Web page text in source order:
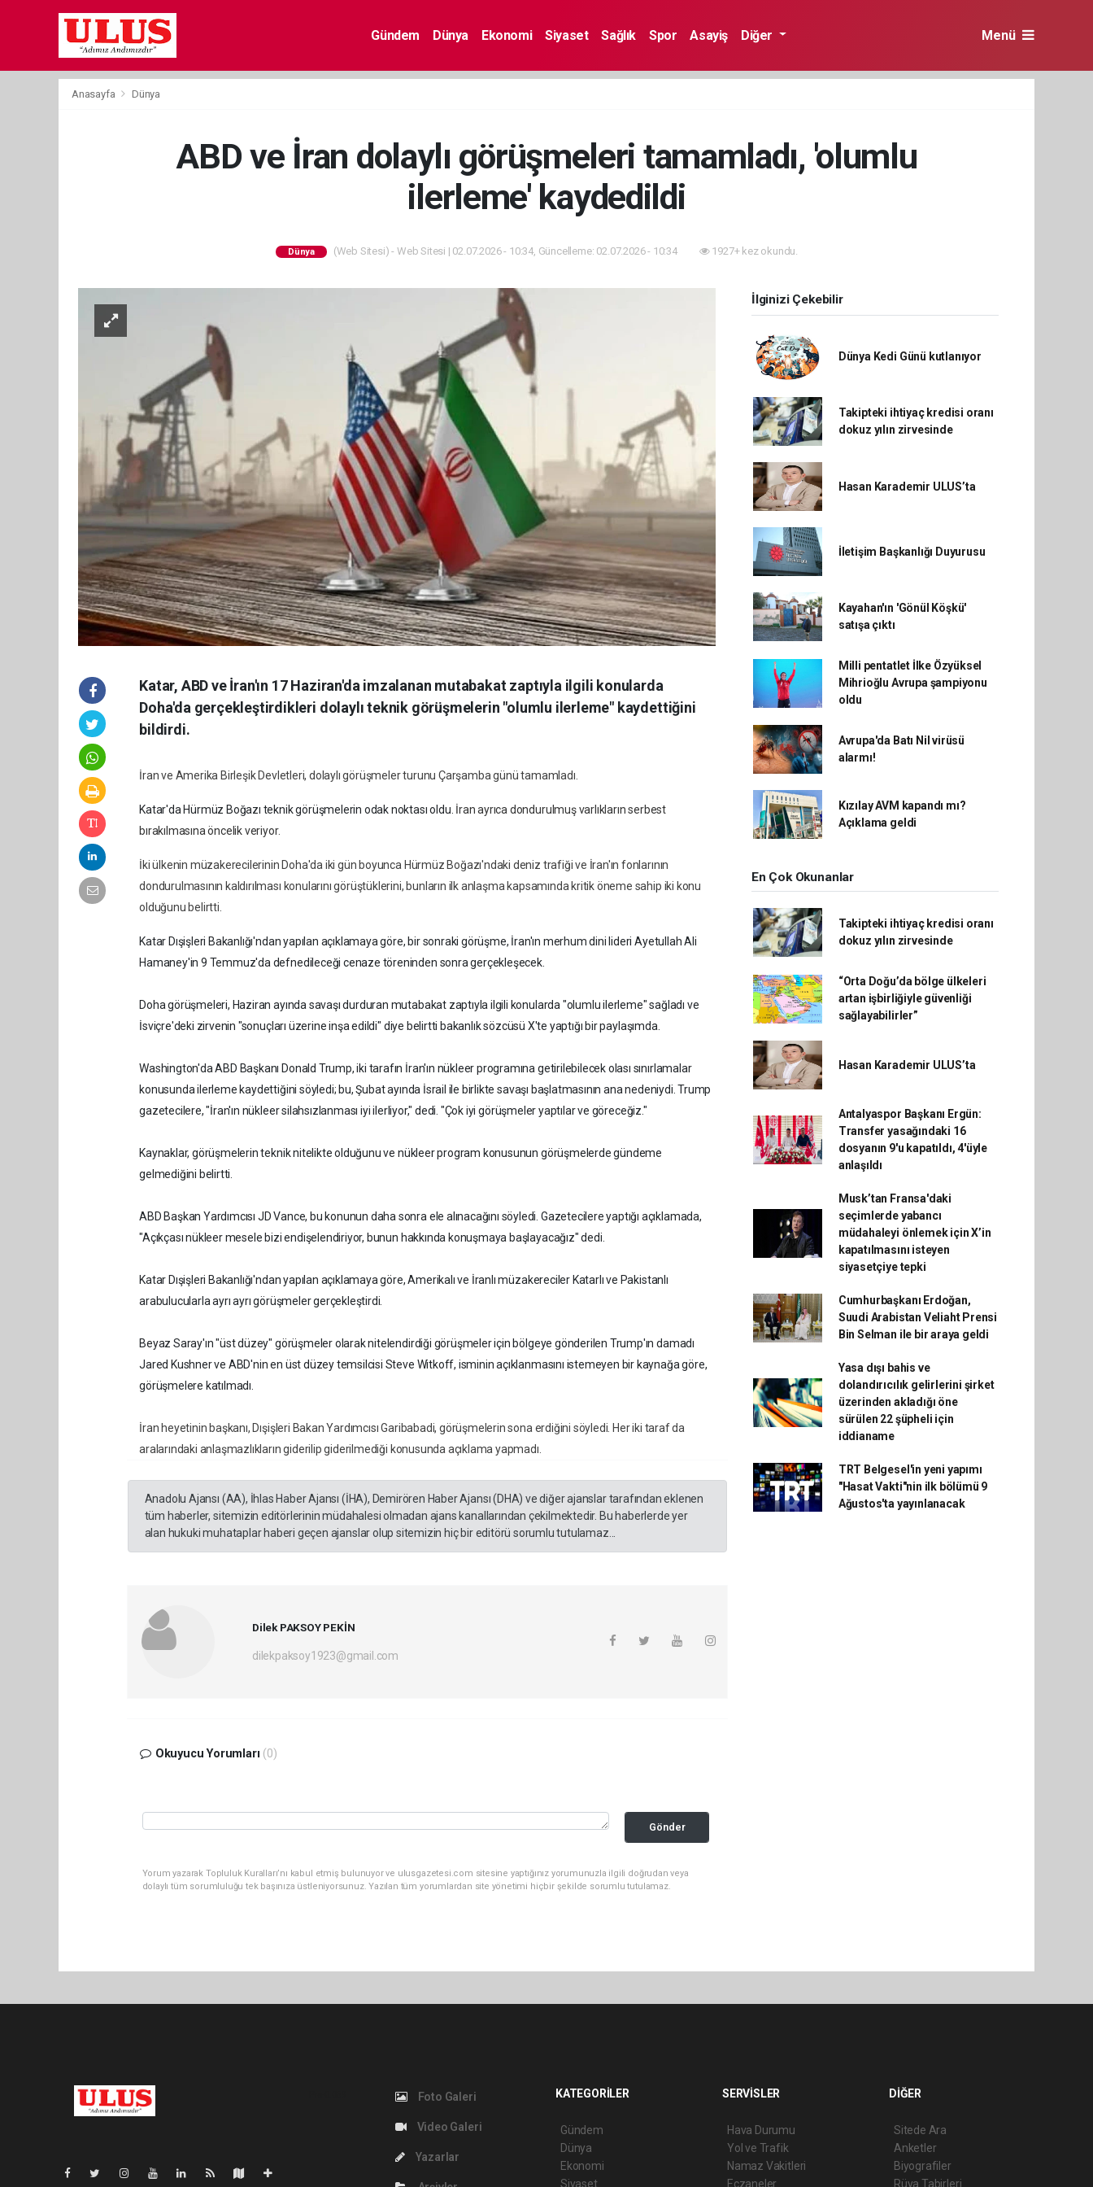
Gündem Dünya Ekonomi Siyaset Sağlık Spor Asayiş Diğer Menü
Anasayfa Dünya
ABD ve İran dolaylı görüşmeleri tamamladı, 'olumlu
ilerleme' kaydedildi
Dünya (Web Sitesi) - Web Sitesi | 02.07.2026 - 10:34, Güncelleme: 02.07.2026 - 10:34 1927+ kez okundu.
Katar, ABD ve İran'ın 17 Haziran'da imzalanan mutabakat zaptıyla ilgili konularda
Doha'da gerçekleştirdikleri dolaylı teknik görüşmelerin "olumlu ilerleme" kaydettiğini
bildirdi.
İran ve Amerika Birleşik Devletleri, dolaylı görüşmeler turunu Çarşamba günü tamamladı.
Katar'da Hürmüz Boğazı teknik görüşmelerin odak noktası oldu. İran ayrıca dondurulmuş varlıkların serbest
bırakılmasına öncelik veriyor.
İki ülkenin müzakerecilerinin Doha'da iki gün boyunca Hürmüz Boğazı'ndaki deniz trafiği ve İran'ın fonlarının
dondurulmasının kaldırılması konularını görüştüklerini, bunların ilk anlaşma kapsamında kritik öneme sahip iki konu
olduğunu belirtti.
Katar Dışişleri Bakanlığı'ndan yapılan açıklamaya göre, bir sonraki görüşme, İran'ın merhum dini lideri Ayetullah Ali
Hamaney'in 9 Temmuz'da defnedileceği cenaze töreninden sonra gerçekleşecek.
Doha görüşmeleri, Haziran ayında savaşı durduran mutabakat zaptıyla ilgili konularda "olumlu ilerleme" sağladı ve
İsviçre'deki zirvenin "sonuçları üzerine inşa edildi" diye belirtti bakanlık sözcüsü X'te yaptığı bir paylaşımda.
Washington'da ABD Başkanı Donald Trump, iki tarafın İran'ın nükleer programına getirilebilecek olası sınırlamalar
konusunda ilerleme kaydettiğini söyledi; bu, Şubat ayında İsrail ile birlikte savaşı başlatmasının ana nedeniydi. Trump
gazetecilere, "İran'ın nükleer silahsızlanması iyi ilerliyor," dedi. "Çok iyi görüşmeler yaptılar ve göreceğiz."
Kaynaklar, görüşmelerin teknik nitelikte olduğunu ve nükleer program konusunun görüşmelerde gündeme
gelmediğini belirtti.
ABD Başkan Yardımcısı JD Vance, bu konunun daha sonra ele alınacağını söyledi. Gazetecilere yaptığı açıklamada,
"Açıkçası nükleer mesele bizi endişelendiriyor, bunun hakkında konuşmaya başlayacağız" dedi.
Katar Dışişleri Bakanlığı'ndan yapılan açıklamaya göre, Amerikalı ve İranlı müzakereciler Katarlı ve Pakistanlı
arabulucularla ayrı ayrı görüşmeler gerçekleştirdi.
Beyaz Saray'ın "üst düzey" görüşmeler olarak nitelendirdiği görüşmeler için bölgeye gönderilen Trump'ın damadı
Jared Kushner ve ABD'nin en üst düzey temsilcisi Steve Witkoff, isminin açıklanmasını istemeyen bir kaynağa göre,
görüşmelere katılmadı.
İran heyetinin başkanı, Dışişleri Bakan Yardımcısı Garibabadi, görüşmelerin sona erdiğini söyledi. Her iki taraf da
aralarındaki anlaşmazlıkların giderilip giderilmediği konusunda açıklama yapmadı.
Anadolu Ajansı (AA), İhlas Haber Ajansı (İHA), Demirören Haber Ajansı (DHA) ve diğer ajanslar tarafından eklenen
tüm haberler, sitemizin editörlerinin müdahalesi olmadan ajans kanallarından çekilmektedir. Bu haberlerde yer
alan hukuki muhataplar haberi geçen ajanslar olup sitemizin hiç bir editörü sorumlu tutulamaz...
Dilek PAKSOY PEKİN
dilekpaksoy1923@gmail.com
Okuyucu Yorumları (0)
Gönder
Yorum yazarak Topluluk Kuralları’nı kabul etmiş bulunuyor ve ulusgazetesi.com sitesine yaptığınız yorumunuzla ilgili doğrudan veya
dolaylı tüm sorumluluğu tek başınıza üstleniyorsunuz. Yazılan tüm yorumlardan site yönetimi hiçbir şekilde sorumlu tutulamaz.
İlginizi Çekebilir
Dünya Kedi Günü kutlanıyor
Takipteki ihtiyaç kredisi oranı
dokuz yılın zirvesinde
Hasan Karademir ULUS’ta
İletişim Başkanlığı Duyurusu
Kayahan'ın 'Gönül Köşkü'
satışa çıktı
Milli pentatlet İlke Özyüksel
Mihrioğlu Avrupa şampiyonu
oldu
Avrupa'da Batı Nil virüsü
alarmı!
Kızılay AVM kapandı mı?
Açıklama geldi
En Çok Okunanlar
Takipteki ihtiyaç kredisi oranı
dokuz yılın zirvesinde
“Orta Doğu’da bölge ülkeleri
artan işbirliğiyle güvenliği
sağlayabilirler”
Hasan Karademir ULUS’ta
Antalyaspor Başkanı Ergün:
Transfer yasağındaki 16
dosyanın 9'u kapatıldı, 4'üyle
anlaşıldı
Musk’tan Fransa'daki
seçimlerde yabancı
müdahaleyi önlemek için X’in
kapatılmasını isteyen
siyasetçiye tepki
Cumhurbaşkanı Erdoğan,
Suudi Arabistan Veliaht Prensi
Bin Selman ile bir araya geldi
Yasa dışı bahis ve
dolandırıcılık gelirlerini şirket
üzerinden akladığı öne
sürülen 22 şüpheli için
iddianame
TRT Belgesel'in yeni yapımı
"Hasat Vakti"nin ilk bölümü 9
Ağustos'ta yayınlanacak
Foto Galeri
Video Galeri
Yazarlar
KATEGORİLER
Gündem
Dünya
Ekonomi
Siyaset
SERVİSLER
Hava Durumu
Yol ve Trafik
Namaz Vakitleri
Eczaneler
DİĞER
Sitede Ara
Anketler
Biyografiler
Rüya Tabirleri